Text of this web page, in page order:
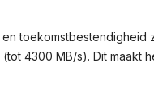
toekomstbestendigheid
4300 MB/s). Dit maakt